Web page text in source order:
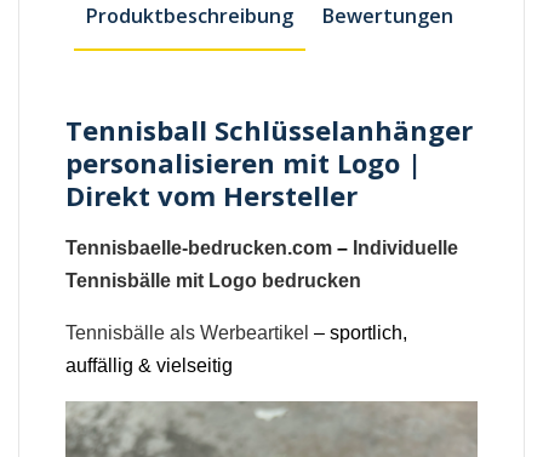
Produktbeschreibung Bewertungen
Tennisball Schlüsselanhänger
personalisieren mit Logo |
Direkt vom Hersteller
Tennisbaelle-bedrucken.com – Individuelle
Tennisbälle mit Logo bedrucken
Tennisbälle als Werbeartikel – sportlich,
auffällig & vielseitig